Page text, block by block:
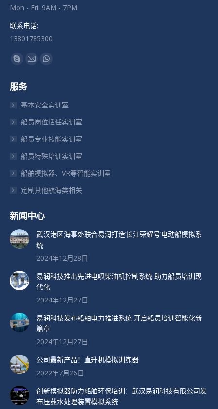
Mon - Fri: 9AM - 7PM
联系电话:
13801785300
找到我们：
Skype
在
新
口
中
打
Mail
新
口
中
打
Whatsapp
新
口
中
打
服务
基本安全实训室
船员岗位适任实训室
船员专业技能实训室
船员特殊培训实训室
船舶模拟器、VR等智能实训室
定制其他航海类相关
新闻中心
武汉港区海事处联合易润打造’长江荣耀号’电动船模拟系
统
2024年12月28日
易润科技推出先进电喷柴油机控制系统 助力船员培训现
代化
2024年12月27日
易润科技发布船舶电力推进系统 开启船员培训智能化新
篇章
2024年12月27日
公司最新产品！直升机模拟训练器
2022年7月26日
创新模拟器助力船舶环保培训：武汉易润科技有限公司发
布压载水处理装置模拟系统